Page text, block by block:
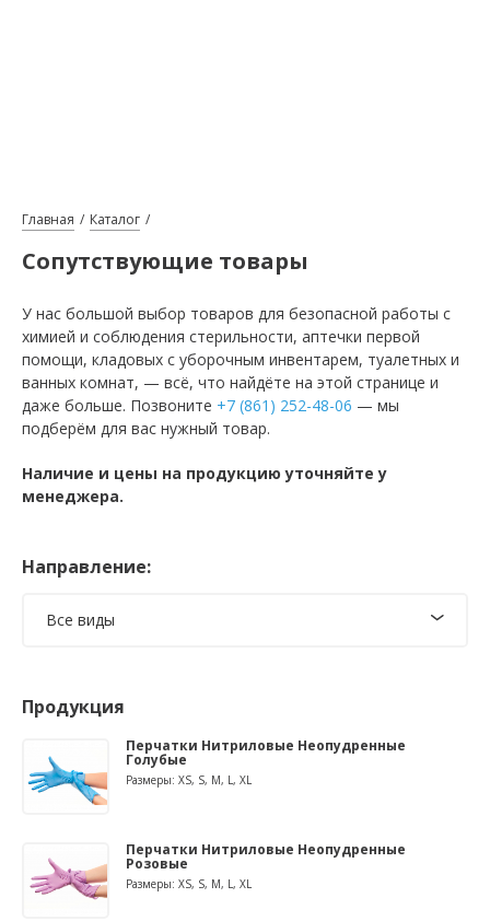
Главная Каталог
Сопутствующие товары
У нас большой выбор товаров для безопасной работы с
химией и соблюдения стерильности, аптечки первой
помощи, кладовых с уборочным инвентарем, туалетных и
ванных комнат, — всё, что найдёте на этой странице и
даже больше. Позвоните +7 (861) 252-48-06 — мы
подберём для вас нужный товар.
Наличие и цены на продукцию уточняйте у
менеджера.
Направление:
Все виды
Продукция
Перчатки Нитриловые Неопудренные
Голубые
Размеры: XS, S, M, L, XL
Перчатки Нитриловые Неопудренные
Розовые
Размеры: XS, S, M, L, XL